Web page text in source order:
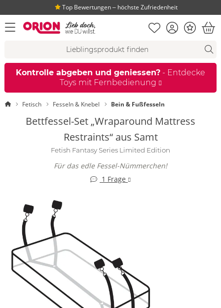
40 Jahre ‒ 7 Mio. Kunden:innen
Menü öffnen Merkliste
KontoBonus
Kontrolle abgeben und geniessen? - Entdecke
Toys mit Fernbedienung
Startseite
Fetisch Fesseln & Knebel Bein & Fußfesseln
Bettfessel-Set „Wraparound Mattress
Restraints“ aus Samt
Fetish Fantasy Series Limited Edition
Für das edle Fessel-Nümmerchen!
1 Frage